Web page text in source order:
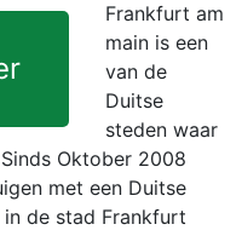
Frankfurt am
main is een
van de
Duitse
steden waar
Oktober 2008
met een Duitse
de stad Frankfurt